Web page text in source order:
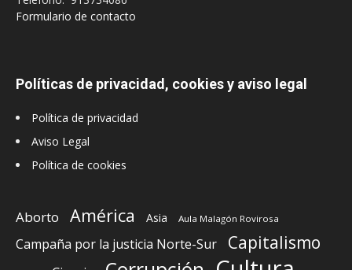
Formulario de contacto
Políticas de privacidad, cookies y aviso legal
Política de privacidad
Aviso Legal
Política de cookies
Aborto América Asia Aula Malagón Rovirosa
Campaña por la justicia Norte-Sur Capitalismo